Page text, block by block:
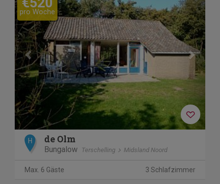
pro Woche
H de Olm
Bungalow Terschelling Midsland Noord
Max. 6 Gäste 3 Schlafzimmer